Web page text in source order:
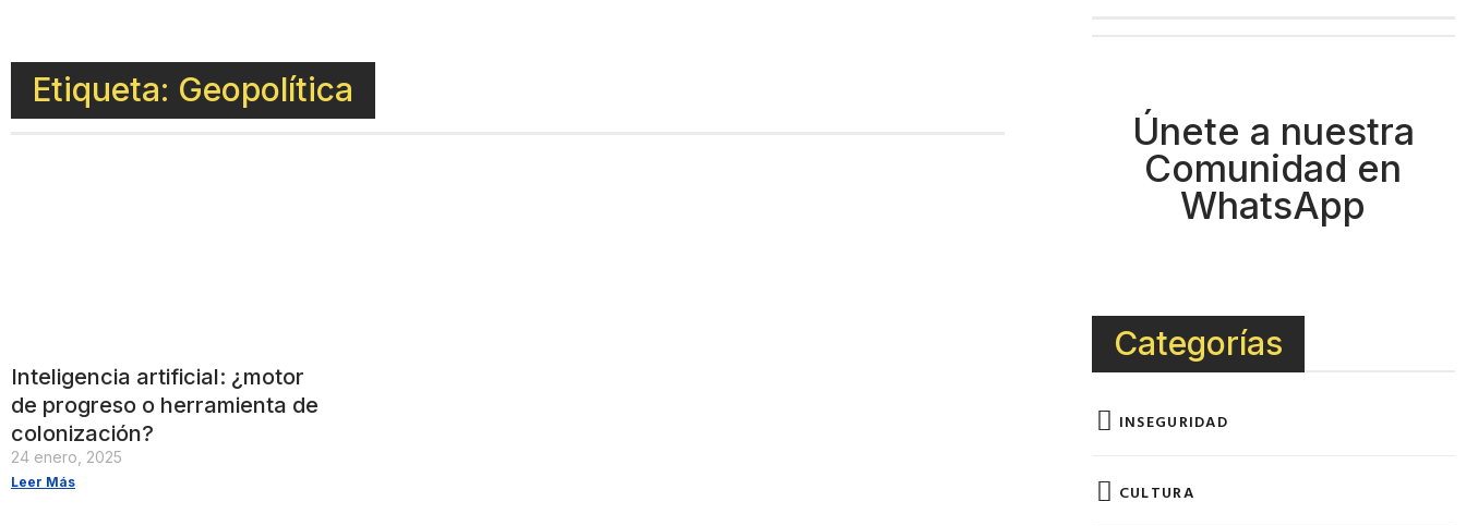
Etiqueta: Geopolítica
Inteligencia artificial: ¿motor
de progreso o herramienta de
colonización?
24 enero, 2025
Leer Más
Únete a nuestra
Comunidad en
WhatsApp
Categorías
INSEGURIDAD
CULTURA